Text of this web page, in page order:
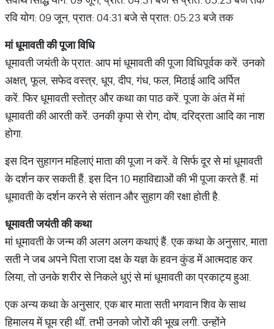
रवि योग: 09 जून, प्रात: 04:31 बजे से प्रात: 05:23 बजे तक
मांधूमावतीकीपूजाविधि
धूमावती जयंती के प्रात: आप मां धूमावती की पूजा विधिपूर्वक करें. उनको
अक्षत्, फूल, सफेद वस्त्र, धूप, दीप, गंध, फल, मिठाई आदि अर्पित
करें. फिर धूमावती स्तोत्र और कथा का पाठ करें. पूजा के अंत में मां
धूमावती की आरती करें. उनकी कृपा से रोग, दोष, दरिद्रता आदि का नाश
होगा.
इस दिन सुहागन महिलाएं माता की पूजा न करें. वे सिर्फ दूर से मां धूमावती
के दर्शन कर सकती हैं. इस दिन 10 महाविद्याओं की भी पूजा करते हैं. मां
धूमावती के दर्शन करने से संतान और सुहाग की रक्षा होती है.
धूमावतीजयंतीकीकथा
मां धूमावती के जन्म की अलग अलग कथाएं हैं. एक कथा के अनुसार, माता
सती ने जब अपने पिता राजा दक्ष के यज्ञ के हवन कुंड में आत्मदाह कर
लिया, तो उनके शरीर से निकले धुएं से मां धूमावती का प्रकाट्य हुआ.
एक अन्य कथा के अनुसार, एक बार माता सती भगवान शिव के साथ
हिमालय में घूम रही थीं. तभी उनको जोरों की भूख लगी. उन्होंने